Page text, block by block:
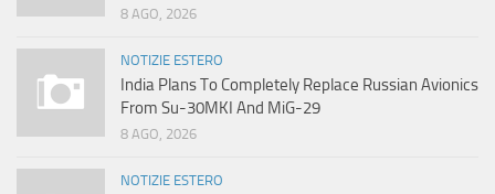
8 AGO, 2026
NOTIZIE ESTERO
India Plans To Completely Replace Russian Avionics
From Su-30MKI And MiG-29
8 AGO, 2026
NOTIZIE ESTERO